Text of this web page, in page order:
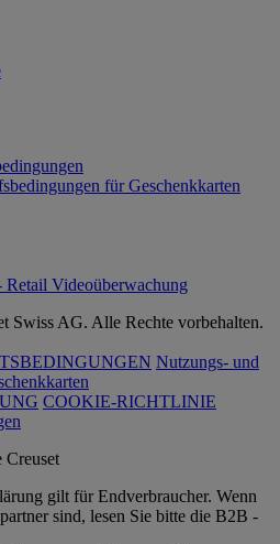
für Geschenkkarten
Retail Videoüberwachung
Swiss AG. Alle Rechte vorbehalten.
Nutzungs- und
COOKIE-RICHTLINIE
Creuset
gilt für Endverbraucher. Wenn
sind, lesen Sie bitte die B2B -